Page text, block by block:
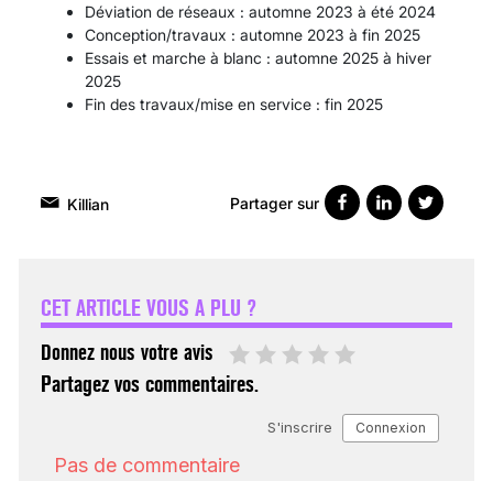
Déviation de réseaux : automne 2023 à été 2024
Conception/travaux : automne 2023 à fin 2025
Essais et marche à blanc : automne 2025 à hiver
2025
Fin des travaux/mise en service : fin 2025
Killian Partager sur
CET ARTICLE VOUS A PLU ?
Donnez nous votre avis
Partagez vos commentaires.